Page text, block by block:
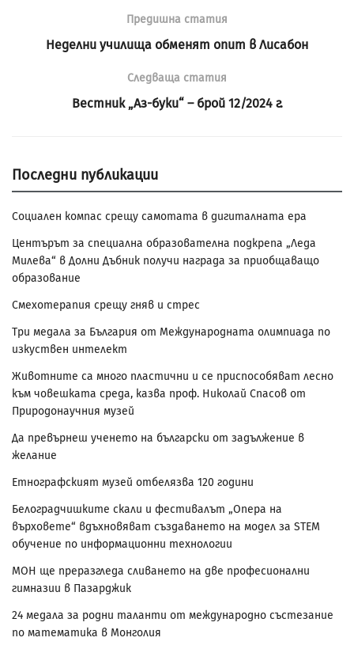
Предишна статия
Неделни училища обменят опит в Лисабон
Следваща статия
Вестник „Аз-буки“ – брой 12/2024 г.
Последни публикации
Социален компас срещу самотата в дигиталната ера
Центърът за специална образователна подкрепа „Леда
Милева“ в Долни Дъбник получи награда за приобщаващо
образование
Смехотерапия срещу гняв и стрес
Три медала за България от Международната олимпиада по
изкуствен интелект
Животните са много пластични и се приспособяват лесно
към човешката среда, казва проф. Николай Спасов от
Природонаучния музей
Да превърнеш ученето на български от задължение в
желание
Етнографският музей отбелязва 120 години
Белоградчишките скали и фестивалът „Опера на
върховете“ вдъхновяват създаването на модел за STEM
обучение по информационни технологии
МОН ще преразгледа сливането на две професионални
гимназии в Пазарджик
24 медала за родни таланти от международно състезание
по математика в Монголия